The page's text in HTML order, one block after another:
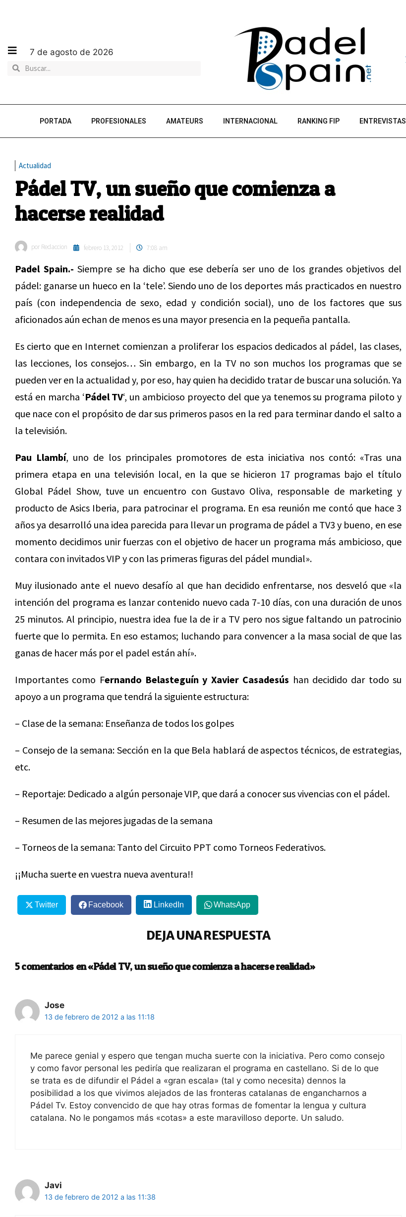
7 de agosto de 2026
PORTADA PROFESIONALES AMATEURS INTERNACIONAL RANKING FIP ENTREVISTAS
Actualidad
Pádel TV, un sueño que comienza a
hacerse realidad
por Redaccion febrero 13, 2012 7:08 am
Padel Spain.- Siempre se ha dicho que ese debería ser uno de los grandes objetivos del
pádel: ganarse un hueco en la ‘tele’. Siendo uno de los deportes más practicados en nuestro
país (con independencia de sexo, edad y condición social), uno de los factores que sus
aficionados aún echan de menos es una mayor presencia en la pequeña pantalla.
Es cierto que en Internet comienzan a proliferar los espacios dedicados al pádel, las clases,
las lecciones, los consejos… Sin embargo, en la TV no son muchos los programas que se
pueden ver en la actualidad y, por eso, hay quien ha decidido tratar de buscar una solución. Ya
está en marcha ‘Pádel TV‘, un ambicioso proyecto del que ya tenemos su programa piloto y
que nace con el propósito de dar sus primeros pasos en la red para terminar dando el salto a
la televisión.
Pau Llambí, uno de los principales promotores de esta iniciativa nos contó: «Tras una
primera etapa en una televisión local, en la que se hicieron 17 programas bajo el título
Global Pádel Show, tuve un encuentro con Gustavo Oliva, responsable de marketing y
producto de Asics Iberia, para patrocinar el programa. En esa reunión me contó que hace 3
años ya desarrolló una idea parecida para llevar un programa de pádel a TV3 y bueno, en ese
momento decidimos unir fuerzas con el objetivo de hacer un programa más ambicioso, que
contara con invitados VIP y con las primeras figuras del pádel mundial».
Muy ilusionado ante el nuevo desafío al que han decidido enfrentarse, nos desveló que «la
intención del programa es lanzar contenido nuevo cada 7-10 días, con una duración de unos
25 minutos. Al principio, nuestra idea fue la de ir a TV pero nos sigue faltando un patrocinio
fuerte que lo permita. En eso estamos; luchando para convencer a la masa social de que las
ganas de hacer más por el padel están ahí».
Importantes como Fernando Belasteguín y Xavier Casadesús han decidido dar todo su
apoyo a un programa que tendrá la siguiente estructura:
– Clase de la semana: Enseñanza de todos los golpes
– Consejo de la semana: Sección en la que Bela hablará de aspectos técnicos, de estrategias,
etc.
– Reportaje: Dedicado a algún personaje VIP, que dará a conocer sus vivencias con el pádel.
– Resumen de las mejores jugadas de la semana
– Torneos de la semana: Tanto del Circuito PPT como Torneos Federativos.
¡¡Mucha suerte en vuestra nueva aventura!!
Twitter Facebook LinkedIn WhatsApp
DEJA UNA RESPUESTA
5 comentarios en «Pádel TV, un sueño que comienza a hacerse realidad»
Jose
13 de febrero de 2012 a las 11:18
Me parece genial y espero que tengan mucha suerte con la iniciativa. Pero como consejo
y como favor personal les pediría que realizaran el programa en castellano. Si de lo que
se trata es de difundir el Pádel a «gran escala» (tal y como necesita) dennos la
posibilidad a los que vivimos alejados de las fronteras catalanas de engancharnos a
Pádel Tv. Estoy convencido de que hay otras formas de fomentar la lengua y cultura
catalana. No le pongamos más «cotas» a este maravilloso deporte. Un saludo.
Javi
13 de febrero de 2012 a las 11:38